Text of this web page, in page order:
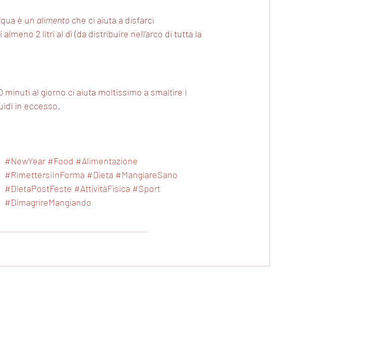
è un alimento che ci aiuta a disfarci
2 litri al dì (da distribuire nell’arco di tutta la
minuti al giorno ci aiuta moltissimo a smaltire i
in eccesso.
#NewYear #Food #Alimentazione
#RimettersiInForma #Dieta #MangiareSano
#DietaPostFeste #AttivitàFisica #Sport
#DimagrireMangiando